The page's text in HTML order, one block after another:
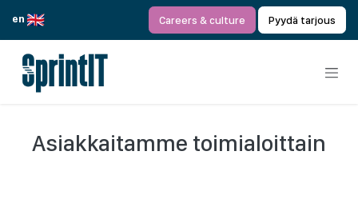
en
Careers & culture Pyydä tarjous
Asiakkaitamme toimialoittain